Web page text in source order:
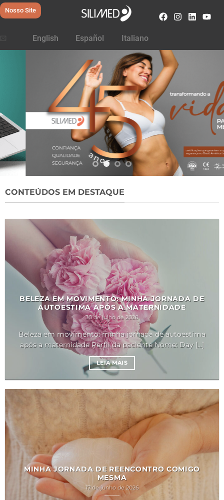
Nosso Site
English Español Italiano
CONTEÚDOS EM DESTAQUE
BELEZA EM MOVIMENTO: MINHA JORNADA DE
AUTOESTIMA APÓS A MATERNIDADE
30 de julho de 2026
Beleza em movimento: minha jornada de autoestima
após a maternidade Perfil da paciente Nome: Day [...]
LEIA MAIS
MINHA JORNADA DE REENCONTRO COMIGO
MESMA
17 de junho de 2026